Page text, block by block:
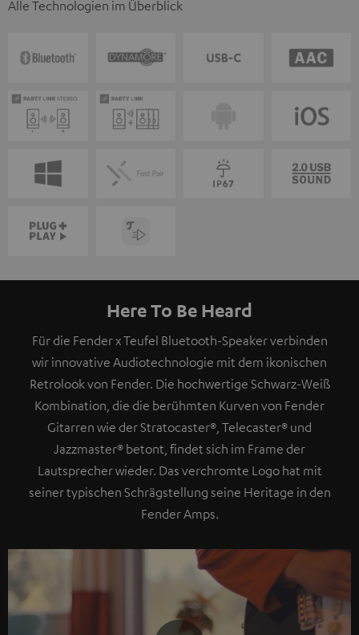
Alle Technologien im Überblick
Here To Be Heard
Für die Fender x Teufel Bluetooth-Speaker verbinden
wir innovative Audiotechnologie mit dem ikonischen
Retrolook von Fender. Die hochwertige Schwarz-Weiß
Kombination, die die berühmten Kurven von Fender
Gitarren wie der Stratocaster®, Telecaster® und
Jazzmaster® betont, findet sich im Frame der
Lautsprecher wieder. Das verchromte Logo hat mit
seiner typischen Schrägstellung seine Heritage in den
Fender Amps.